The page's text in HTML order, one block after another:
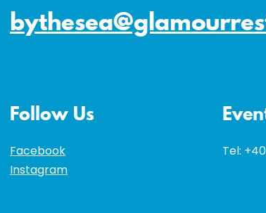
Follow Us
Facebook
Instagram
Tel: